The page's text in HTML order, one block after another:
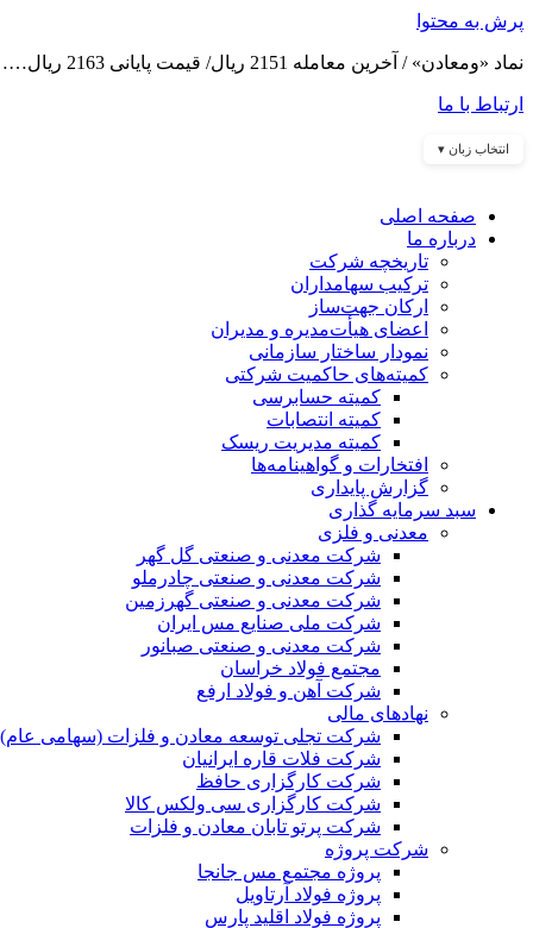
پرش به محتوا
نماد «ومعادن» / آخرین معامله 2151 ریال/ قیمت پایانی 2163 ریال……
ارتباط با ما
انتخاب زبان ▾
صفحه اصلی
درباره ما
تاریخچه شرکت
ترکیب سهامداران
ارکان جهت‌ساز
اعضای هیأت‌مدیره و مدیران
نمودار ساختار سازمانی
کمیته‌های حاکمیت شرکتی
کمیته حسابرسی
کمیته انتصابات
کمیته مدیریت ریسک
افتخارات و گواهینامه‌ها
گزارش پایداری
سبد سرمایه گذاری
معدنی و فلزی
شرکت معدنی و صنعتی گل گهر
شرکت معدنی و صنعتی چادرملو
شرکت معدنی و صنعتی گهرزمین
شرکت ملی صنایع مس ایران
شرکت معدنی و صنعتی صبانور
مجتمع فولاد خراسان
شرکت آهن و فولاد ارفع
نهادهای مالی
شرکت تجلی توسعه معادن و فلزات (سهامی عام)
شرکت فلات قاره ایرانیان
شرکت کارگزاری حافظ
شرکت کارگزاری سی ولکس کالا
شرکت پرتو تابان معادن و فلزات
شرکت پروژه
پروژه مجتمع مس جانجا
پروژه فولاد آرتاویل
پروژه فولاد اقلید پارس